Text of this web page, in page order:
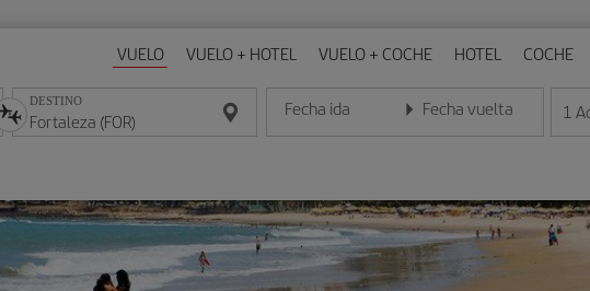
VUELO VUELO + HOTEL VUELO + COCHE HOTEL COCHE
DESTINO Fecha ida
Introduce la fecha en formato día/mes/año
Fecha vuelta
Introduce la fecha en 1